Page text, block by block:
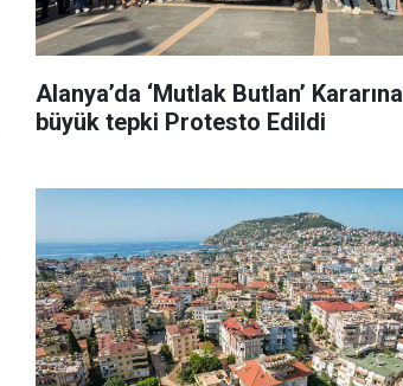
Alanya’da ‘Mutlak Butlan’ Kararına
büyük tepki Protesto Edildi